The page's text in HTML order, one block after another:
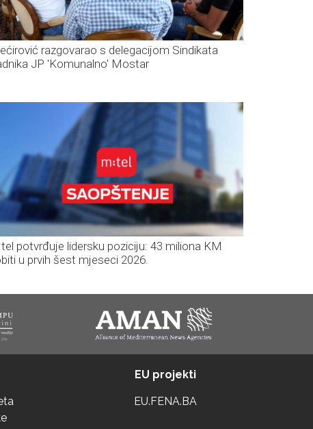
razgovarao s delegacijom Sindikata
JP 'Komunalno' Mostar
potvrđuje lidersku poziciju: 43 miliona KM
u prvih šest mjeseci 2026.
EU projekti
EU.FENA.BA